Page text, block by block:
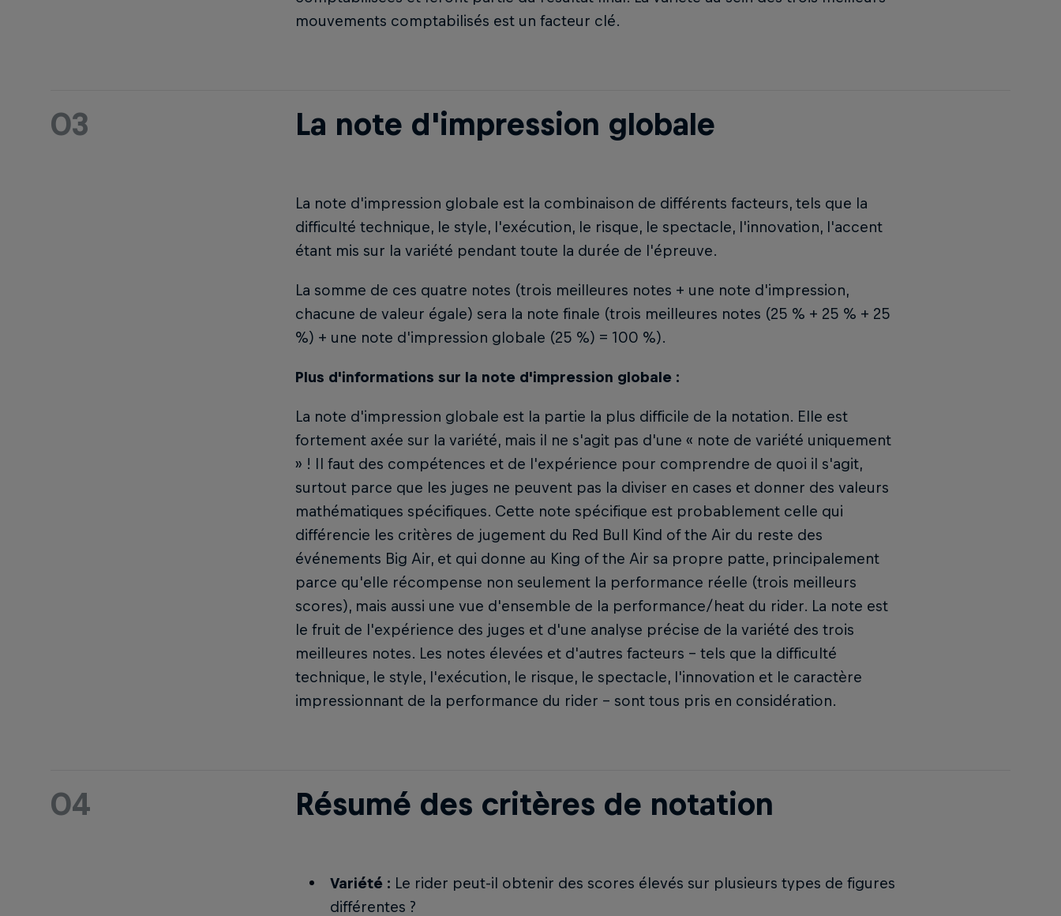
mouvements comptabilisés est un facteur clé.
03 La note d'impression globale
La note d'impression globale est la combinaison de différents facteurs, tels que la
difficulté technique, le style, l'exécution, le risque, le spectacle, l'innovation, l'accent
étant mis sur la variété pendant toute la durée de l'épreuve.
La somme de ces quatre notes (trois meilleures notes + une note d'impression,
chacune de valeur égale) sera la note finale (trois meilleures notes (25 % + 25 % + 25
%) + une note d'impression globale (25 %) = 100 %).
Plus d'informations sur la note d'impression globale :
La note d'impression globale est la partie la plus difficile de la notation. Elle est
fortement axée sur la variété, mais il ne s'agit pas d'une « note de variété uniquement
» ! Il faut des compétences et de l'expérience pour comprendre de quoi il s'agit,
surtout parce que les juges ne peuvent pas la diviser en cases et donner des valeurs
mathématiques spécifiques. Cette note spécifique est probablement celle qui
différencie les critères de jugement du Red Bull Kind of the Air du reste des
événements Big Air, et qui donne au King of the Air sa propre patte, principalement
parce qu'elle récompense non seulement la performance réelle (trois meilleurs
scores), mais aussi une vue d'ensemble de la performance/heat du rider. La note est
le fruit de l'expérience des juges et d'une analyse précise de la variété des trois
meilleures notes. Les notes élevées et d'autres facteurs - tels que la difficulté
technique, le style, l'exécution, le risque, le spectacle, l'innovation et le caractère
impressionnant de la performance du rider - sont tous pris en considération.
04 Résumé des critères de notation
Variété : Le rider peut-il obtenir des scores élevés sur plusieurs types de figures
différentes ?